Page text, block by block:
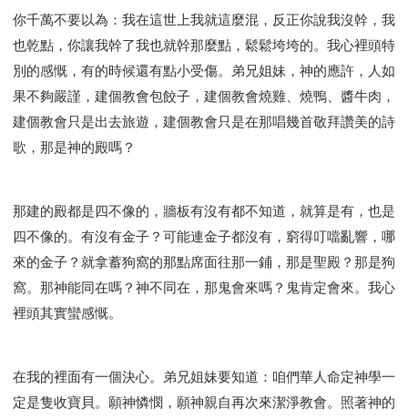
你千萬不要以為：我在這世上我就這麼混，反正你說我沒幹，我
也乾點，你讓我幹了我也就幹那麼點，鬆鬆垮垮的。我心裡頭特
別的感慨，有的時候還有點小受傷。弟兄姐妹，神的應許，人如
果不夠嚴謹，建個教會包餃子，建個教會燒雞、燒鴨、醬牛肉，
建個教會只是出去旅遊，建個教會只是在那唱幾首敬拜讚美的詩
歌，那是神的殿嗎？
那建的殿都是四不像的，牆板有沒有都不知道，就算是有，也是
四不像的。有沒有金子？可能連金子都沒有，窮得叮噹亂響，哪
來的金子？就拿蓄狗窩的那點席面往那一鋪，那是聖殿？那是狗
窩。那神能同在嗎？神不同在，那鬼會來嗎？鬼肯定會來。我心
裡頭其實蠻感慨。
在我的裡面有一個決心。弟兄姐妹要知道：咱們華人命定神學一
定是隻收寶貝。願神憐憫，願神親自再次來潔淨教會。照著神的